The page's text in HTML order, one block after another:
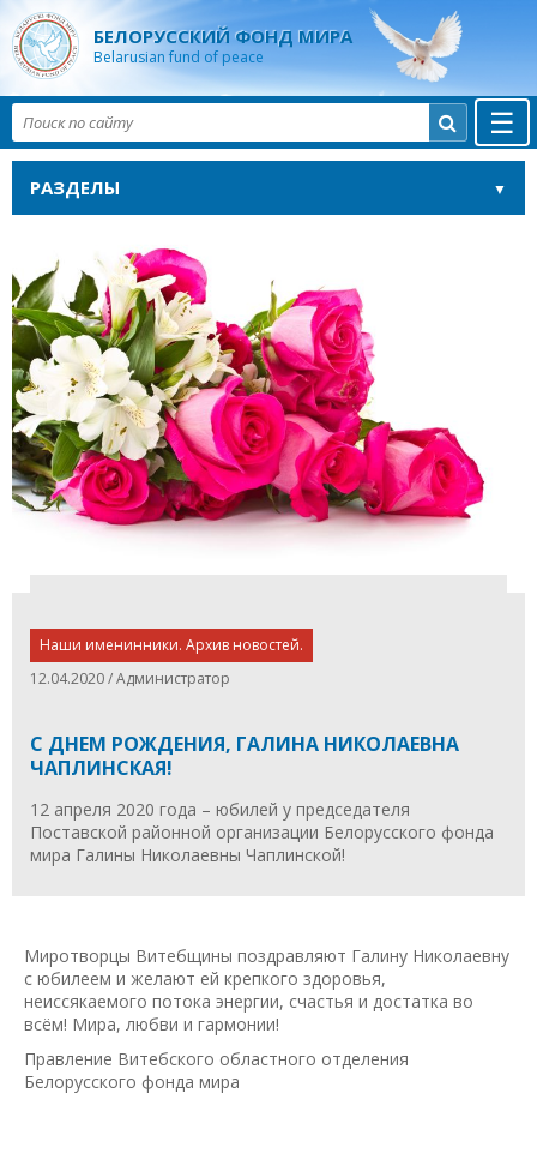
БЕЛОРУССКИЙ ФОНД МИРА
Belarusian fund of peace
☰

РАЗДЕЛЫ
Наши именинники. Архив новостей.
12.04.2020 / Администратор
С ДНЕМ РОЖДЕНИЯ, ГАЛИНА НИКОЛАЕВНА
ЧАПЛИНСКАЯ!
12 апреля 2020 года – юбилей у председателя
Поставской районной организации Белорусского фонда
мира Галины Николаевны Чаплинской!
Миротворцы Витебщины поздравляют Галину Николаевну
с юбилеем и желают ей крепкого здоровья,
неиссякаемого потока энергии, счастья и достатка во
всём! Мира, любви и гармонии!
Правление Витебского областного отделения
Белорусского фонда мира